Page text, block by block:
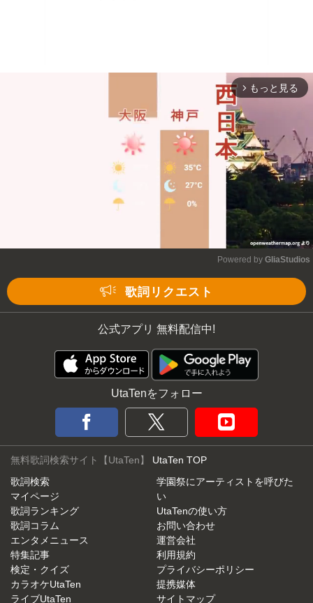
arrow_forward_ios もっと見る
Powered by GliaStudios
歌詞リクエスト
公式アプリ 無料配信中!
UtaTenをフォロー
無料歌詞検索サイト【UtaTen】 UtaTen TOP
歌詞検索
マイページ
歌詞ランキング
歌詞コラム
エンタメニュース
特集記事
検定・クイズ
カラオケUtaTen
ライブUtaTen
学園祭にアーティストを呼びた
い
UtaTenの使い方
お問い合わせ
運営会社
利用規約
プライバシーポリシー
提携媒体
サイトマップ